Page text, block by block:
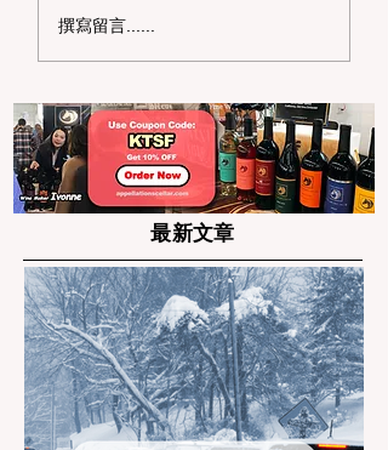
2026 硅谷商务社交新
致餐饮与商务宴请清单
撰寫留言......
最新文章